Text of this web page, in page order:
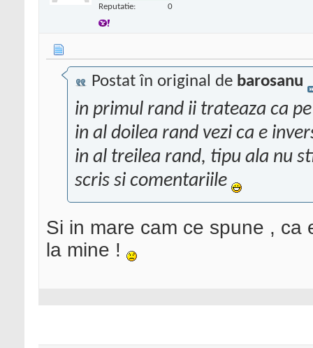
Reputatie: 0
Postat în original de barosanu
in primul rand ii trateaza ca
in al doilea rand vezi ca e
in al treilea rand, tipu ala nu
scris si comentariile
Si in mare cam ce spune , ca
la mine !